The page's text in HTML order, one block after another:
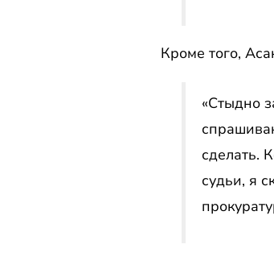
Кроме того,
«Стыдно
сделать.
судьи, я